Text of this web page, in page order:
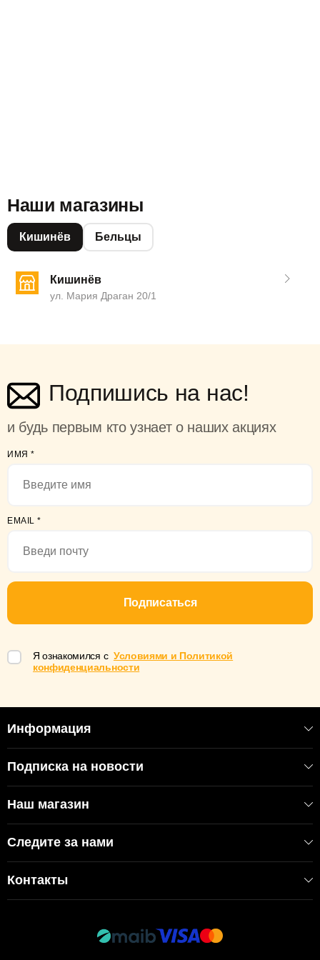
Наши магазины
Кишинёв Бельцы
Кишинёв
ул. Мария Драган 20/1
Подпишись на нас!
и будь первым кто узнает о наших акциях
ИМЯ *
EMAIL *
Подписаться
Я ознакомился с Условиями и Политикой
конфиденциальности
Информация
Подписка на новости
Наш магазин
Следите за нами
Контакты